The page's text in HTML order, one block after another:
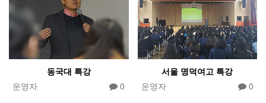
동국대 특강
운영자
0
서울 명덕여고 특강
운영자
0